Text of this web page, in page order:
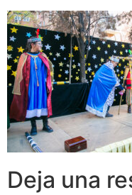
Deja una